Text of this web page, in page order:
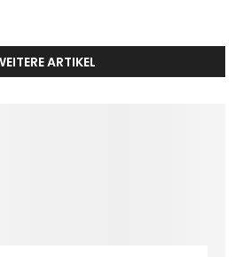
ARTIKEL